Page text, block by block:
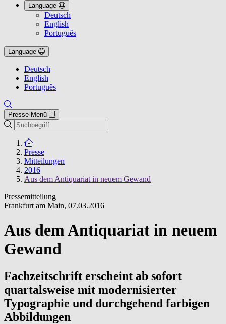
Language
Deutsch
English
Português
Language
Deutsch
English
Português
Presse-Menü
Suche
Zur Startseite
Presse
Mitteilungen
2016
Aus dem Antiquariat in neuem Gewand
Pressemitteilung
Frankfurt am Main, 07.03.2016
Aus dem Antiquariat in neuem
Gewand
Fachzeitschrift erscheint ab sofort
quartalsweise mit modernisierter
Typographie und durchgehend farbigen
Abbildungen